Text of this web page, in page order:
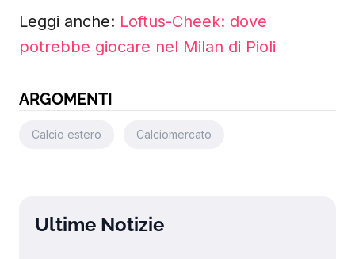
Leggi anche: Loftus-Cheek: dove
potrebbe giocare nel Milan di Pioli
ARGOMENTI
Calcio estero Calciomercato
Ultime Notizie